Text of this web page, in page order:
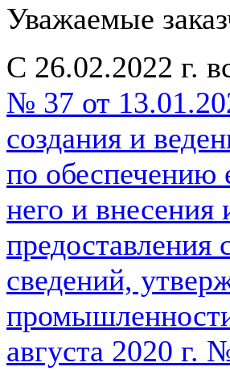
Уважаемые
C 26.02.2022 г.
№ 37 от
создания и
по обеспечению
него и внесения
сведений,
августа 2020 г.